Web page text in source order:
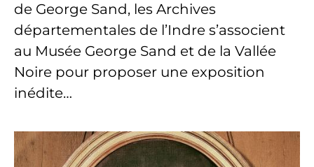
de George Sand, les Archives
départementales de l’Indre s’associent
au Musée George Sand et de la Vallée
Noire pour proposer une exposition
inédite…